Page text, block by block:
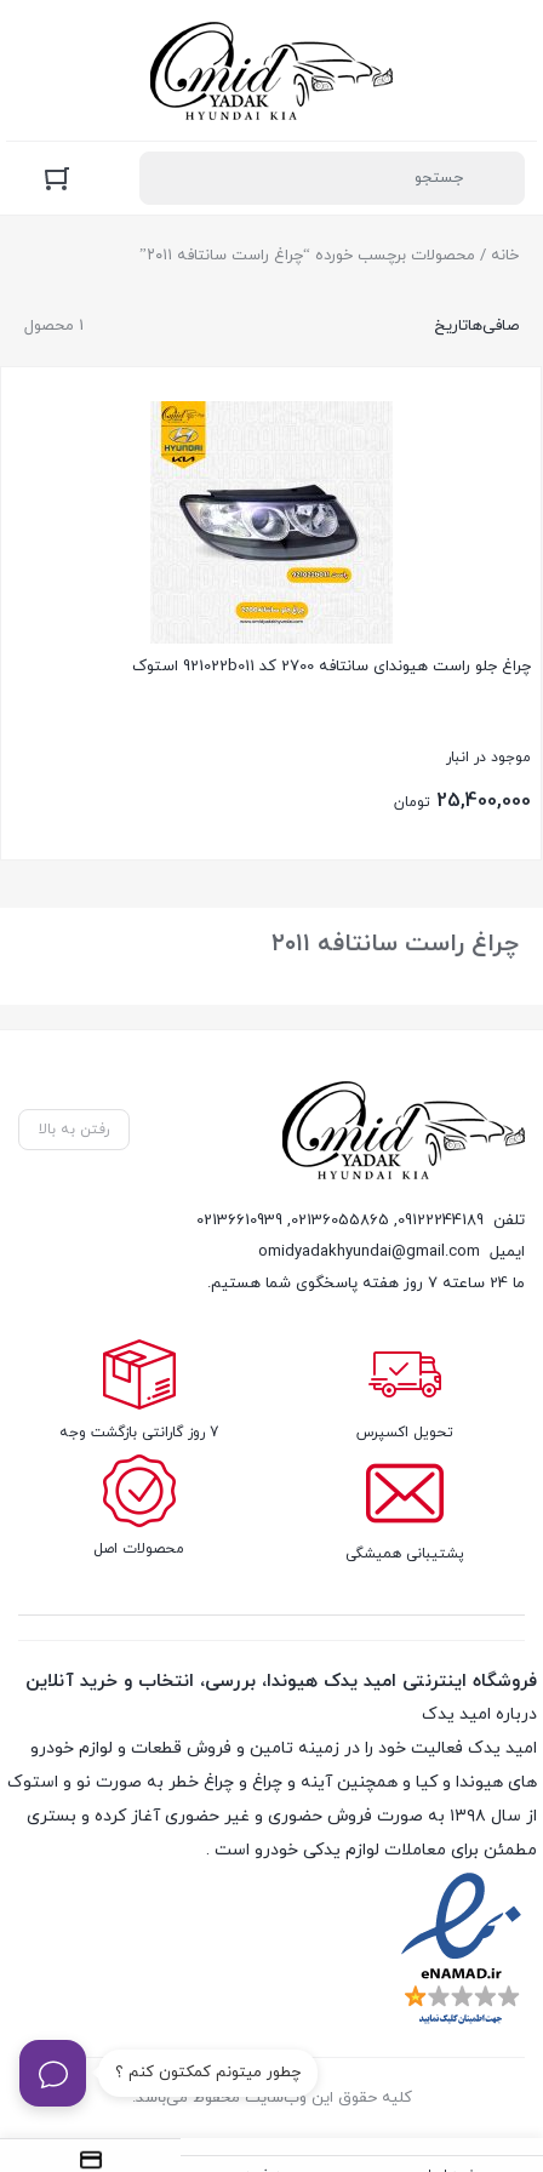
خانه / محصولات برچسب خورده “چراغ راست سانتافه ۲۰۱۱”
1 محصول صافی‌هاتاریخ
چراغ جلو راست هیوندای سانتافه 2700 کد 921022b011 استوک
موجود در انبار
25,400,000 تومان
چراغ راست سانتافه ۲۰۱۱
چطور میتونم کمکتون کنم ؟
رفتن به بالا
تلفن 09122244189
,
02136055865
,
02136610939
ایمیل omidyadakhyundai@gmail.com
ما 24 ساعته 7 روز هفته پاسخگوی شما هستیم.
تحویل اکسپرس 7 روز گارانتی بازگشت وجه
پشتیبانی همیشگی محصولات اصل
فروشگاه اینترنتی امید یدک هیوندا، بررسی، انتخاب و خرید آنلاین
درباره امید یدک
امید یدک فعالیت خود را در زمینه تامین و فروش قطعات و لوازم خودرو
های هیوندا و کیا و همچنین آینه و چراغ و چراغ خطر به صورت نو و استوک
از سال ۱۳۹۸ به صورت فروش حضوری و غیر حضوری آغاز کرده و بستری
مطمئن برای معاملات لوازم یدکی خودرو است .
کلیه حقوق این وب‌سایت محفوظ می‌باشد.